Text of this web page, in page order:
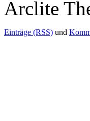
Arclite
Einträge (RSS) und